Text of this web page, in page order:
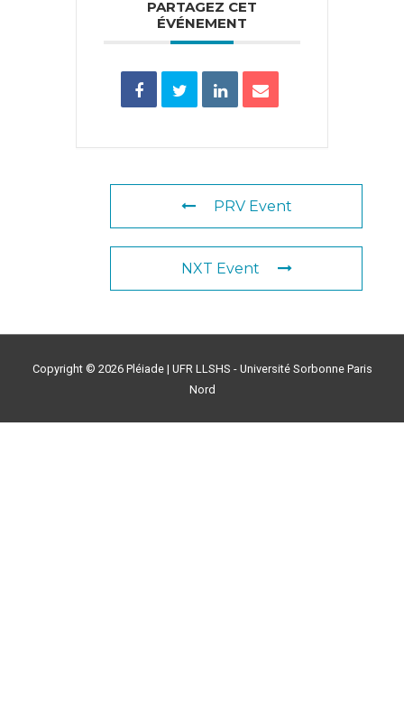
PARTAGEZ CET
ÉVÉNEMENT
PRV Event
NXT Event
Copyright © 2026 Pléiade| UFR LLSHS - Université Sorbonne Paris
Nord